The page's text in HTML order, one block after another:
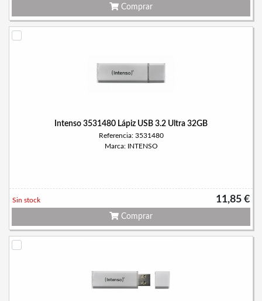
Comprar
Intenso 3531480 Lápiz USB 3.2 Ultra 32GB
Referencia: 3531480
Marca: INTENSO
11,85 €
Sin stock
Comprar